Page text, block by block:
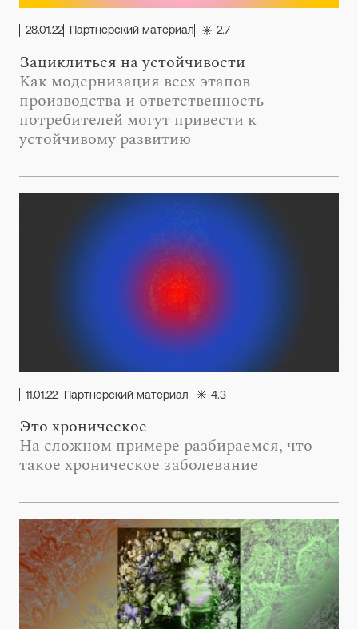
28.01.22 Партнерский материал 2.7
Зациклиться на устойчивости
Как модернизация всех этапов
производства и ответственность
потребителей могут привести к
устойчивому развитию
11.01.22 Партнерский материал 4.3
Это хроническое
На сложном примере разбираемся, что
такое хроническое заболевание